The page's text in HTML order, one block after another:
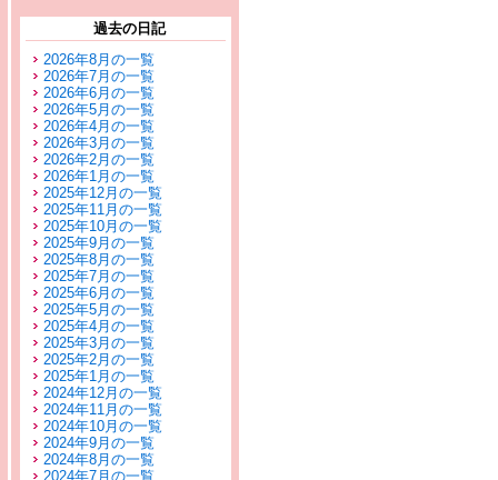
過去の日記
2026年8月の一覧
2026年7月の一覧
2026年6月の一覧
2026年5月の一覧
2026年4月の一覧
2026年3月の一覧
2026年2月の一覧
2026年1月の一覧
2025年12月の一覧
2025年11月の一覧
2025年10月の一覧
2025年9月の一覧
2025年8月の一覧
2025年7月の一覧
2025年6月の一覧
2025年5月の一覧
2025年4月の一覧
2025年3月の一覧
2025年2月の一覧
2025年1月の一覧
2024年12月の一覧
2024年11月の一覧
2024年10月の一覧
2024年9月の一覧
2024年8月の一覧
2024年7月の一覧